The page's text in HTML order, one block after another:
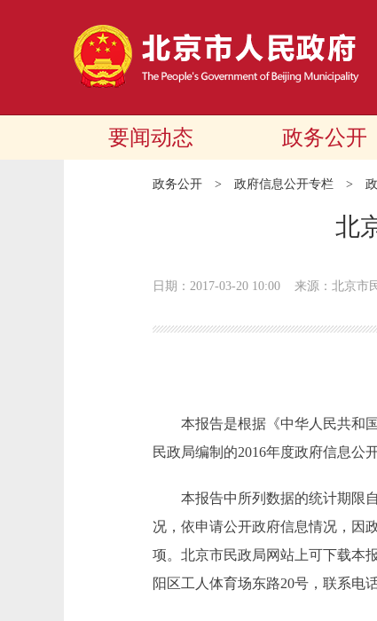
要闻动态 政务公开
政务公开 > 政府信息公开专栏 >
北
日期：2017-03-20 10:00 来源：北京市
本报告是根据《中华人民共和国
民政局编制的2016年度政府信息公
本报告中所列数据的统计期限自
况，依申请公开政府信息情况，因
项。北京市民政局网站上可下载本
阳区工人体育场东路20号，联系电话